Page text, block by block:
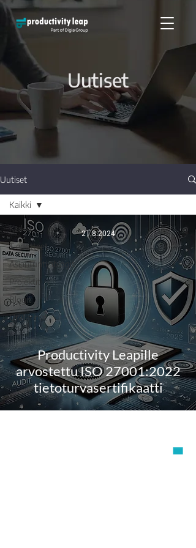
Uutiset
Uutiset
Kaikki
Tiedotteet
Asiantuntijablogit
Projektit
Blogit
Uratarinat
Kaikki
Productivity Leapille
arvostettu ISO 27001:2022
tietoturvasertifikaatti
21.8.2024